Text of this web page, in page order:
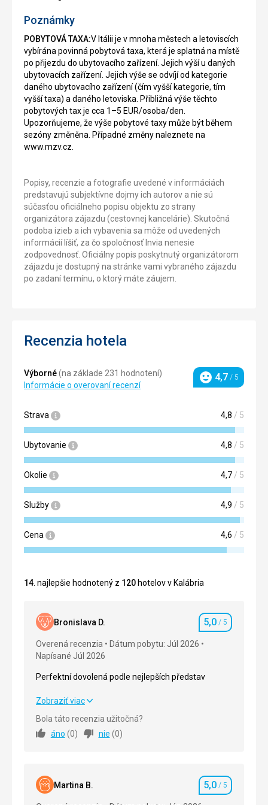
Poznámky
POBYTOVÁ TAXA:V Itálii je v mnoha městech a letoviscích
vybírána povinná pobytová taxa, která je splatná na místě
po přijezdu do ubytovacího zařízení. Jejich výší u daných
ubytovacích zařízení. Jejich výše se odvíjí od kategorie
daného ubytovacího zařízení (čím vyšší kategorie, tím
vyšší taxa) a daného letoviska. Přibližná výše těchto
pobytových tax je cca 1–5 EUR/osoba/den.
Upozorňujeme, že výše pobytové taxy může být během
sezóny změněna. Případné změny naleznete na
www.mzv.cz.
Popisy, recenzie a fotografie uvedené v informáciách
predstavujú subjektívne dojmy ich autorov a nie sú
súčasťou oficiálneho popisu objektu zo strany
organizátora zájazdu (cestovnej kancelárie). Skutočná
podoba izieb a ich vybavenia sa môže od uvedených
informácií líšiť, za čo spoločnosť Invia nenesie
zodpovednosť. Oficiálny popis poskytnutý organizátorom
zájazdu je dostupný na stránke vami vybraného zájazdu
po zadaní termínu, o ktorý máte záujem.
Recenzia hotela
Výborné(na základe 231 hodnotení)
Informácie o overovaní recenzí
Hodnotenie
4,7 / 5
Strava 4,8 / 5
Ubytovanie 4,8 / 5
Okolie 4,7 / 5
Služby 4,9 / 5
Cena 4,6 / 5
14 . najlepšie hodnotený z 120 hotelov v Kalábria
Bronislava D. Hodnotenie
5,0 / 5
Overená recenzia
Dátum pobytu: Júl 2026
Napísané Júl 2026
Perfektní dovolená podle nejlepších představ
Perfektní dovolená podle nejlepších představ
Strava
Služby 5,0/ 5
Zobraziť viac
Bola táto recenzia užitočná?
áno (0) nie (0)
Martina B. Hodnotenie
5,0 / 5